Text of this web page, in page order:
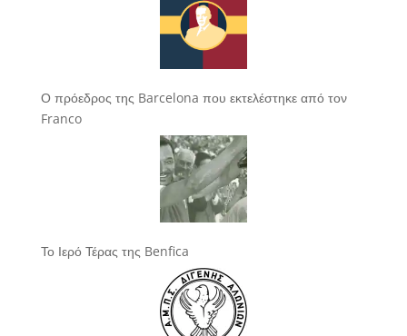
Ο πρόεδρος της Barcelona που εκτελέστηκε από τον
Franco
Το Ιερό Τέρας της Benfica